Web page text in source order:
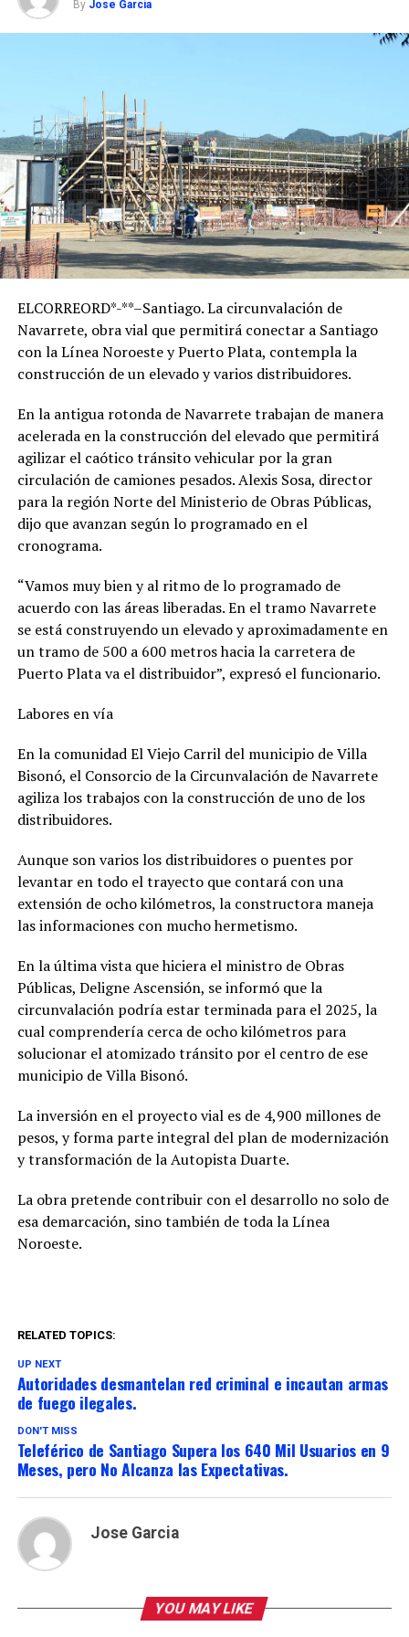
By Jose Garcia
ELCORREORD*-**–Santiago. La circunvalación de
Navarrete, obra vial que permitirá conectar a Santiago
con la Línea Noroeste y Puerto Plata, contempla la
construcción de un elevado y varios distribuidores.
En la antigua rotonda de Navarrete trabajan de manera
acelerada en la construcción del elevado que permitirá
agilizar el caótico tránsito vehicular por la gran
circulación de camiones pesados. Alexis Sosa, director
para la región Norte del Ministerio de Obras Públicas,
dijo que avanzan según lo programado en el
cronograma.
“Vamos muy bien y al ritmo de lo programado de
acuerdo con las áreas liberadas. En el tramo Navarrete
se está construyendo un elevado y aproximadamente en
un tramo de 500 a 600 metros hacia la carretera de
Puerto Plata va el distribuidor”, expresó el funcionario.
Labores en vía
En la comunidad El Viejo Carril del municipio de Villa
Bisonó, el Consorcio de la Circunvalación de Navarrete
agiliza los trabajos con la construcción de uno de los
distribuidores.
Aunque son varios los distribuidores o puentes por
levantar en todo el trayecto que contará con una
extensión de ocho kilómetros, la constructora maneja
las informaciones con mucho hermetismo.
En la última vista que hiciera el ministro de Obras
Públicas, Deligne Ascensión, se informó que la
circunvalación podría estar terminada para el 2025, la
cual comprendería cerca de ocho kilómetros para
solucionar el atomizado tránsito por el centro de ese
municipio de Villa Bisonó.
La inversión en el proyecto vial es de 4,900 millones de
pesos, y forma parte integral del plan de modernización
y transformación de la Autopista Duarte.
La obra pretende contribuir con el desarrollo no solo de
esa demarcación, sino también de toda la Línea
Noroeste.
RELATED TOPICS:
UP NEXT
Autoridades desmantelan red criminal e incautan armas
de fuego ilegales.
DON'T MISS
Teleférico de Santiago Supera los 640 Mil Usuarios en 9
Meses, pero No Alcanza las Expectativas.
Jose Garcia
YOU MAY LIKE